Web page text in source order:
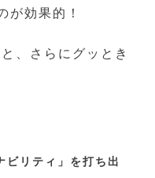
が効果的！
、さらにグッとき
リティ」を打ち出